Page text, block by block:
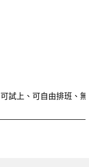
試上、可自由排班、